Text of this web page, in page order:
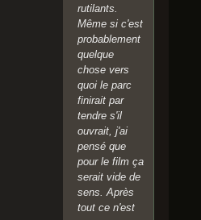
rutilants.
Même si c'est
probablement
quelque
chose vers
quoi le parc
finirait par
tendre s'il
ouvrait, j'ai
pensé que
pour le film ça
serait vide de
sens. Après
tout ce n'est